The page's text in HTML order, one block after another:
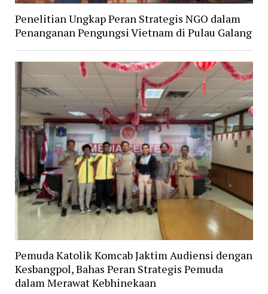
Penelitian Ungkap Peran Strategis NGO dalam
Penanganan Pengungsi Vietnam di Pulau Galang
Pemuda Katolik Komcab Jaktim Audiensi dengan
Kesbangpol, Bahas Peran Strategis Pemuda
dalam Merawat Kebhinekaan